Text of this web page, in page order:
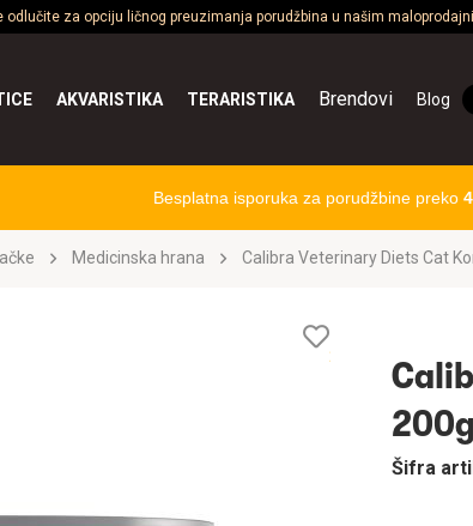
odlučite za opciju ličnog preuzimanja porudžbina u našim
AKVARISTIKA TERARISTIKA Brendovi Blog
Besplatna isporuka za porudžbine preko
Medicinska hrana Calibra Veterinary Diets Cat
želja
200g
Šifra